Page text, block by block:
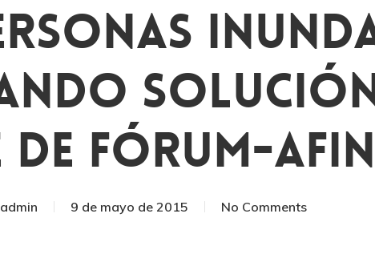
De Fórum-
9 de mayo de 2015 No Comments